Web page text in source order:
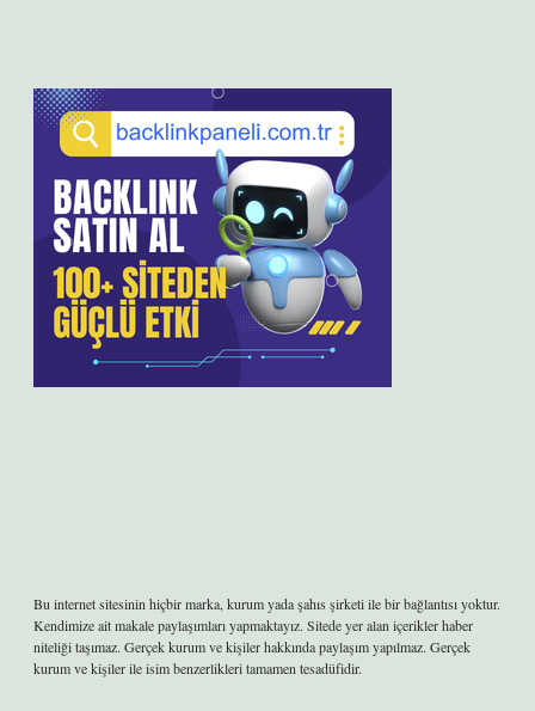
Bu internet sitesinin hiçbir marka, kurum yada şahıs şirketi ile bir bağlantısı yoktur.
Kendimize ait makale paylaşımları yapmaktayız. Sitede yer alan içerikler haber
niteliği taşımaz. Gerçek kurum ve kişiler hakkında paylaşım yapılmaz. Gerçek
kurum ve kişiler ile isim benzerlikleri tamamen tesadüfidir.